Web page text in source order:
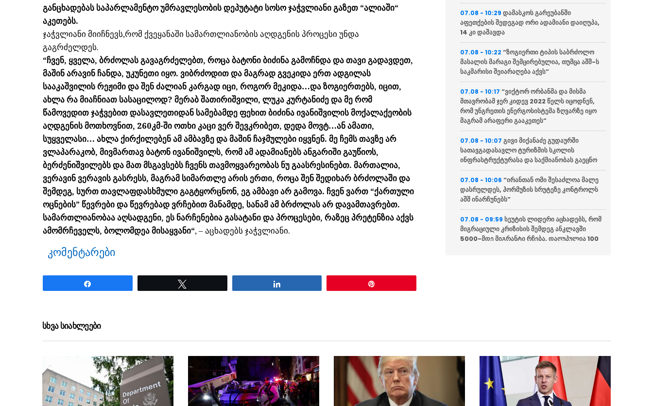
განცხადებას საპარლამენტო უმრავლესობის დეპუტატი სოსო ჯაჭვლიანი გაზეთ “ალიაში“
აკეთებს.
ჯაჭვლიანი მიიჩნევს,რომ ქვეყანაში სამართლიანობის აღდგენის პროცესი უნდა
გაგრძელდეს.
“ჩვენ, ყველა, ბრძოლას გავაგრძელებთ, როცა ბატონი ბიძინა გამოჩნდა და თავი გადავდეთ,
მაშინ არავინ ჩანდა, უკუნეთი იყო. ვიბრძოდით და მაგრად გვეკიდა ერთ ადგილას
სააკაშვილის რეჟიმი და შენ ძალიან კარგად იცი, როგორ მეკიდა…და ზოგიერთებს, იცით,
ახლა რა მიაჩნიათ სასაცილოდ? მერაბ შათირიშვილი, ლუკა კურტანიძე და მე რომ
წამოვედით ჯაჭვებით დასავლეთიდან სამებამდე ფეხით ბიძინა ივანიშვილის მოქალაქეობის
აღდგენის მოთხოვნით, 260კმ-ში ოთხი კაცი ვერ შევკრიბეთ, დედა მოვტ…ან ამათი,
სუყველასი… ახლა ქირქილებენ ამ ამბავზე და მაშინ ჩაჯმულები იყვნენ. მე ჩემს თავზე არ
ვლაპარაკობ, მივმართავ ბატონ ივანიშვილს, რომ ამ ადამიანებს ანგარიში გაუწიოს,
ბერძენიშვილებს და მათ მსგავსებს ჩვენს თავმოყვარეობას ნუ გაასრესინებთ. მართალია,
ვერავინ ვერავის გასრესს, მაგრამ სიმართლე არის ერთი, როცა შენ შედიხარ ბრძოლაში და
შემდეგ, სურთ თავლაფდასხმული გაგტყორცნონ, ეგ ამბავი არ გამოვა. ჩვენ ვართ “ქართული
ოცნების” წევრები და წევრებად ვრჩებით მანამდე, სანამ ამ ბრძოლას არ დავამთავრებთ.
სამართლიანობაა აღსადგენი, ეს ნარჩენებია გასატანი და პროცესები, რაზეც პრეტენზია აქვს
ამომრჩეველს, ბოლომდეა მისაყვანი“, – აცხადებს ჯაჭვლიანი.
კომენტარები
07.08 - 10:29დამასკოს გარეუბანში
აფეთქების შედეგად ორი ადამიანი დაიღუპა,
14 კი დაშავდა
07.08 - 10:22“ზოგიერთი ტიპის საბრძოლო
მასალის მარაგი შემცირებულია, თუმცა აშშ-ს
საკმარისი შეიარაღება აქვს”
07.08 - 10:17“ვიქტორ ორბანმა და მისმა
მთავრობამ ჯერ კიდევ 2022 წელს იცოდნენ,
რომ უნგრეთის ენერგოსისტემა ზღვარზე იყო
მაგრამ არაფერი გააკეთეს”
07.08 - 10:07გივი მიქანაძე გუდაურში
სათავგადასავლო ტურიზმის სკოლის
ინფრასტრუქტურასა და საქმიანობას გაეცნო
07.08 - 10:06“ირანთან ომი შესაძლოა მალე
დასრულდეს, ჰორმუზის სრუტეზე კონტროლს
აშშ ინარჩუნებს”
07.08 - 09:59სეუტის ლიდერი აცხადებს, რომ
მიგრაციული კრიზისის შემდეგ ანკლავში
5000-მდე მიგრანტი რჩება, დაღუპულია 100
რაც ხდება საქართველოს წინააღმდეგ, ესაა
ორკესტრირებული შეტევა ჩვენს
სუვერენიტეტზე
07.08 - 09:34გამოკითხვა: საპრეზიდენტო
სხვა სიახლეები